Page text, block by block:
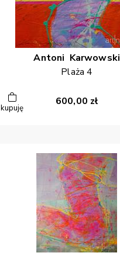
Antoni Karwowski
Plaża 4
kupuję
600,00 zł